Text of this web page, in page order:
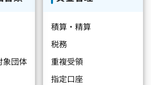
象団体
積算・精算
税務
重複受領
指定口座